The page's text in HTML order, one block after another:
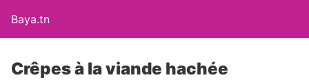
Baya.tn
Crêpes à la viande hachée